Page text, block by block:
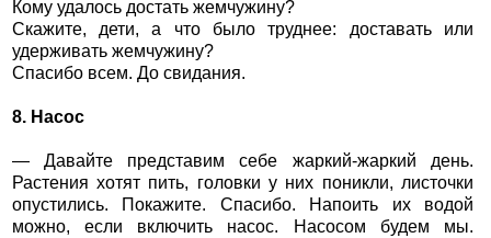
Кому удалось достать жемчужину?
Скажите, дети, а что было труднее: доставать или
удерживать жемчужину?
Спасибо всем. До свидания.
8. Насос
— Давайте представим себе жаркий-жаркий день.
Растения хотят пить, головки у них поникли, листочки
опустились. Покажите. Спасибо. Напоить их водой
можно, если включить насос. Насосом будем мы.